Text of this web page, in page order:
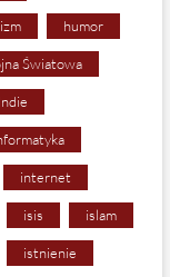
humor
Światowa
internet
isis islam
istnienie